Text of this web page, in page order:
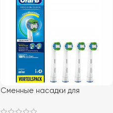
Сменные насадки для